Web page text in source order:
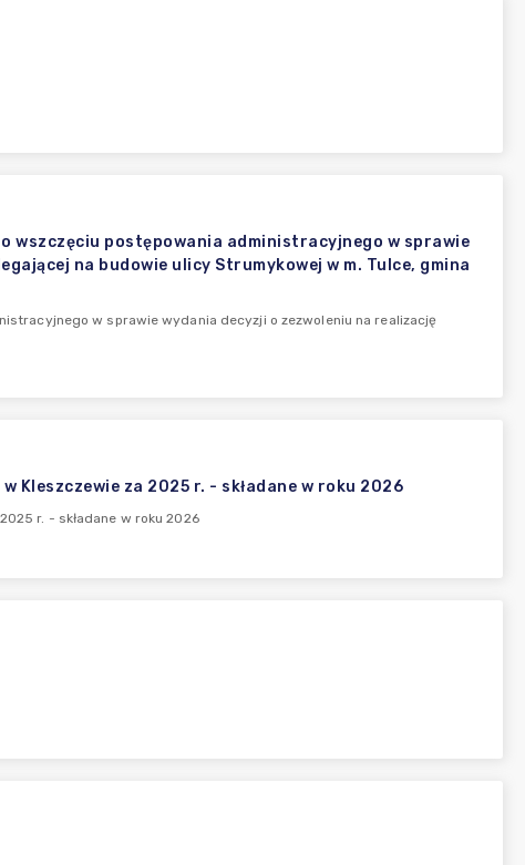
o wszczęciu postępowania administracyjnego w sprawie
na budowie ulicy Strumykowej w m. Tulce, gmina
w sprawie wydania decyzji o zezwoleniu na realizację
Kleszczewie za 2025 r. - składane w roku 2026
r. - składane w roku 2026